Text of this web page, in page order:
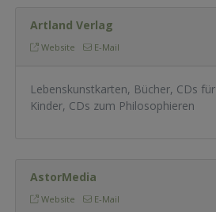
Artland Verlag
Website E-Mail
Lebenskunstkarten, Bücher, CDs für
Kinder, CDs zum Philosophieren
AstorMedia
Website E-Mail